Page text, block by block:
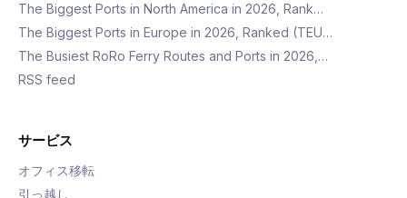
The Biggest Ports in North America in 2026, Rank…
The Biggest Ports in Europe in 2026, Ranked (TEU…
The Busiest RoRo Ferry Routes and Ports in 2026,…
RSS feed
サービス
オフィス移転
引っ越し